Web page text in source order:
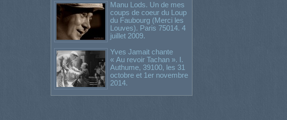
Manu Lods. Un de mes
coups de coeur du Loup
du Faubourg (Merci les
Louves). Paris 75014. 4
juillet 2009.
Yves Jamait chante
« Au revoir Tachan ». I.
Authume, 39100, les 31
octobre et 1er novembre
2014.